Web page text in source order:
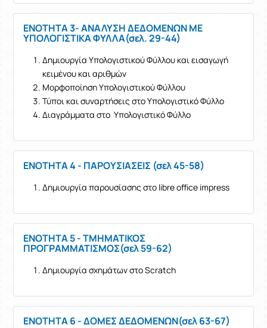
ΕΝΟΤΗΤΑ 3- ΑΝΑΛΥΣΗ ΔΕΔΟΜΕΝΩΝ ΜΕ
ΥΠΟΛΟΓΙΣΤΙΚΑ ΦΥΛΛΑ(σελ. 29-44)
Δημιουργία Υπολογιστικού Φύλλου και εισαγωγή
κειμένου και αριθμών
Μορφοποίηση Υπολογιστικού Φύλλου
Τύποι και συναρτήσεις στο Υπολογιστικό Φύλλο
Διαγράμματα στο Υπολογιστικό Φύλλο
ΕΝΟΤΗΤΑ 4 - ΠΑΡΟΥΣΙΑΣΕΙΣ (σελ 45-58)
Δημιουργία παρουσίασης στο libre office impress
ΕΝΟΤΗΤΑ 5 - ΤΜΗΜΑΤΙΚΟΣ
ΠΡΟΓΡΑΜΜΑΤΙΣΜΟΣ(σελ 59-62)
Δημιουργία σχημάτων στο Scratch
ΕΝΟΤΗΤΑ 6 - ΔΟΜΕΣ ΔΕΔΟΜΕΝΩΝ(σελ 63-67)